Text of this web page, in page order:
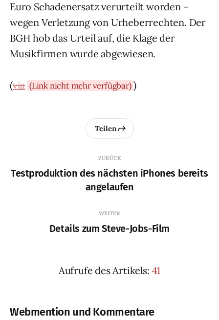
Euro Schadenersatz verurteilt worden –
wegen Verletzung von Urheberrechten. Der
BGH hob das Urteil auf, die Klage der
Musikfirmen wurde abgewiesen.
(via (Link nicht mehr verfügbar))
ZURÜCK
Testproduktion des nächsten iPhones bereits
angelaufen
Teilen
WEITER
Details zum Steve-Jobs-Film
Aufrufe des Artikels: 41
Webmention und Kommentare